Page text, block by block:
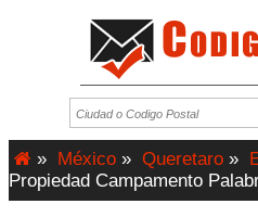
» México » Queretaro »
Propiedad Campamento